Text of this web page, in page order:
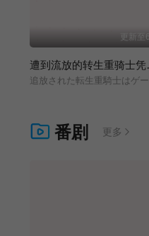
更新至6
遭到
番剧 更多